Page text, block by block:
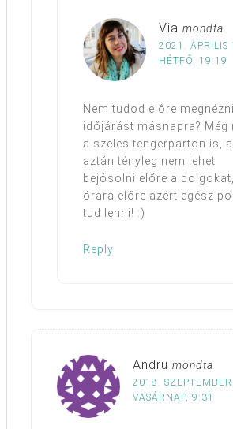
Via mondta
2021. ÁPRILIS
HÉTFŐ, 19:19
Nem tudod előre
időjárást másnapra? Még
a szeles tengerparton is,
aztán tényleg nem lehet
bejósolni előre a
órára előre azért egész
tud lenni! :)
Reply
Andru mondta
2018.
VASÁRNAP, 9:31